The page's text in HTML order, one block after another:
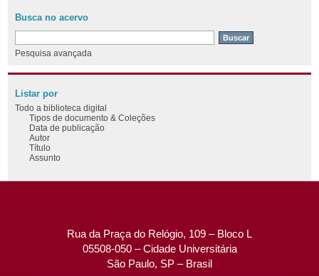
Busca no acervo
Pesquisa avançada
Listar por
Todo a biblioteca digital
Tipos de documento & Coleções
Data de publicação
Autor
Título
Assunto
Rua da Praça do Relógio, 109 – Bloco L
05508-050 – Cidade Universitária
São Paulo, SP – Brasil